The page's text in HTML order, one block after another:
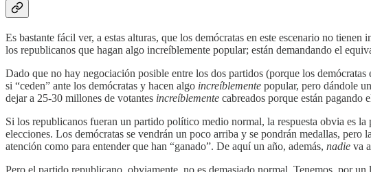
Es bastante fácil ver, a estas alturas, que los demócratas en este escenario no
los republicanos que hagan algo increíblemente popular; están demandando el
Dado que no hay negociación posible entre los dos partidos (porque los
si “ceden” ante los demócratas y hacen algo increíblemente popular, pero dándole
dejar a 25-30 millones de votantes increíblemente cabreados porque están pagando
Si los republicanos fueran un partido político medio normal, la respuesta obvia es
elecciones. Los demócratas se vendrán un poco arriba y se pondrán medallas, pero
atención como para entender que han “ganado”. De aquí un año, además, nadie va